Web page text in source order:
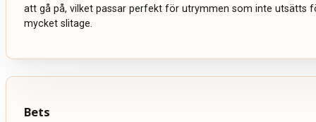
att gå på, vilket passar perfekt för utrymmen som inte utsätts
mycket slitage.
Bets